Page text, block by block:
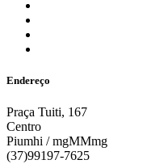
Endereço
Praça Tuiti, 167
Centro
Piumhi / mgMMmg
(37)99197-7625